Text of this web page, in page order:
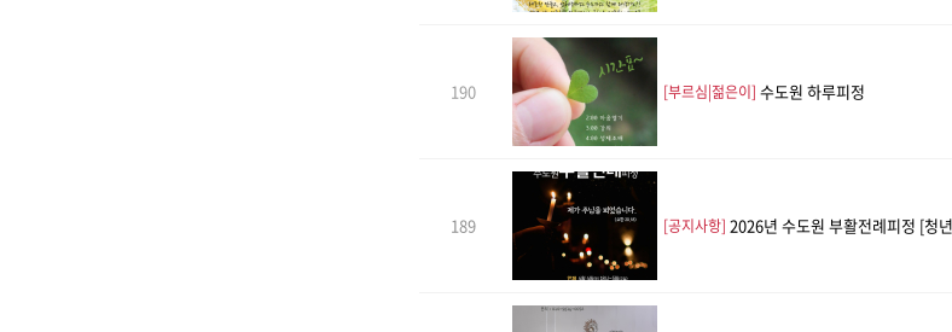
190 [부르심|젊은이] 수도원 하루피정
189 [공지사항] 2026년 수도원 부활전례피정 [청